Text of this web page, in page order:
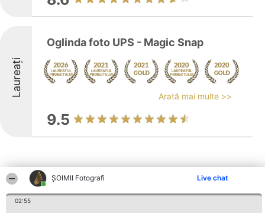
ȘOIMII Fotografi Live chat
02:55
Laureați
Oglinda foto UPS - Magic Snap
Arată mai multe >>
9.5
Alte firme din zonă